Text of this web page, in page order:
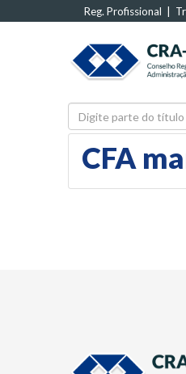
Reg. Profissional
Digite parte do título
CFA